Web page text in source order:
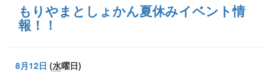
もりやまとしょかん夏休みイベント情
報！！
8月12日 (水曜日)